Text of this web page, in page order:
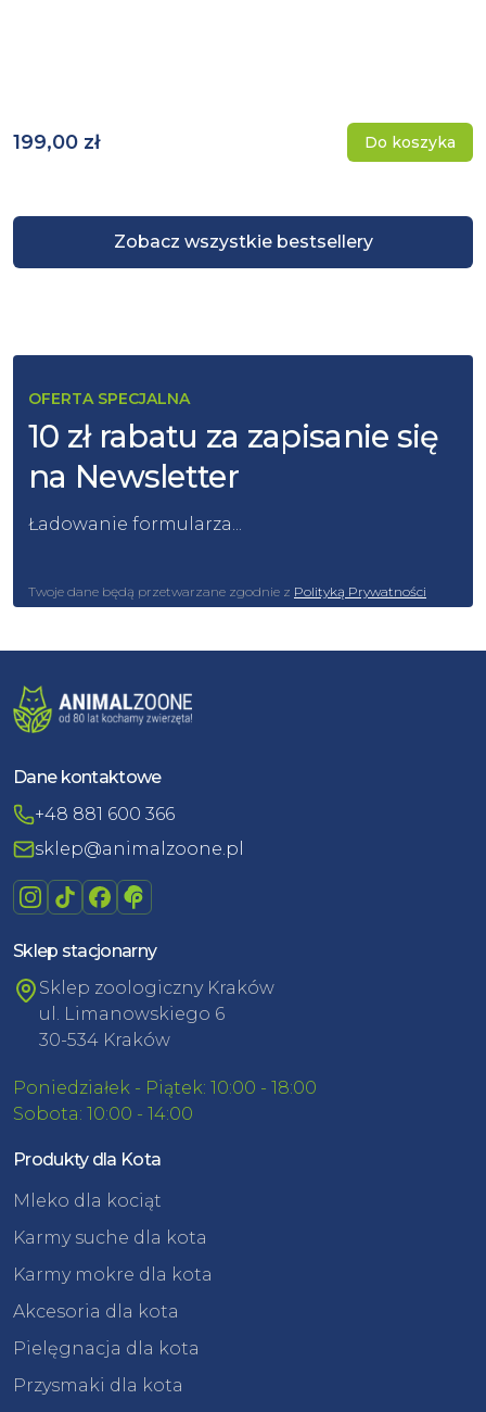
Zobacz wszystkie bestsellery
199,00 zł Do koszyka
OFERTA SPECJALNA
10 zł rabatu za zapisanie się
na Newsletter
Ładowanie formularza...
Twoje dane będą przetwarzane zgodnie z Polityką Prywatności
Dane kontaktowe
+48 881 600 366
sklep@animalzoone.pl
Sklep stacjonarny
Sklep zoologiczny Kraków
ul. Limanowskiego 6
30-534 Kraków
Poniedziałek - Piątek: 10:00 - 18:00
Sobota: 10:00 - 14:00
Produkty dla Kota
Mleko dla kociąt
Karmy suche dla kota
Karmy mokre dla kota
Akcesoria dla kota
Pielęgnacja dla kota
Przysmaki dla kota